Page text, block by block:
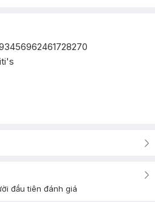
đầu tiên đánh giá